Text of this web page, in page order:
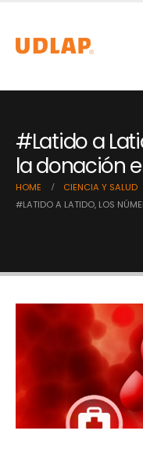
#Latido a
la donación
HOME
CIENCIA Y SALUD
#LATIDO A LATIDO, LOS